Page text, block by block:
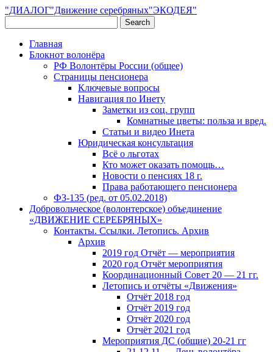
"ДИАЛОГ"Движение серебряных"ЭКОДЕЯ"
Главная
Блокнот волонёра
РФ Волонтёры России (общее)
Страницы пенсионера
Ключевые вопросы
Навигация по Инету
Заметки из соц. групп
Комнатные цветы: польза и вред.
Статьи и видео Инета
Юридическая консультация
Всё о льготах
Кто может оказать помощь…
Новости о пенсиях 18 г.
Права работающего пенсионера
ФЗ-135 (ред. от 05.02.2018)
Добровольческое (волонтерское) объединение
«ДВИЖЕНИЕ СЕРЕБРЯНЫХ»
Контакты. Ссылки. Летопись. Архив
Архив
2019 год Отчёт — мероприятия
2020 год Отчёт мероприятия
Координационный Совет 20 — 21 гг.
Летопись и отчёты «Движения»
Отчёт 2018 год
Отчёт 2019 год
Отчёт 2020 год
Отчёт 2021 год
Мероприятия ДС (общие) 20-21 гг